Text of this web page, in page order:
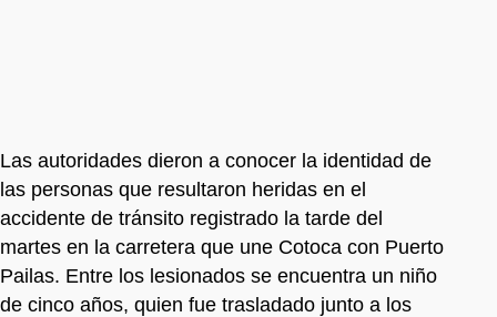
Las autoridades dieron a conocer la identidad de
las personas que resultaron heridas en el
accidente de tránsito registrado la tarde del
martes en la carretera que une Cotoca con Puerto
Pailas. Entre los lesionados se encuentra un niño
de cinco años, quien fue trasladado junto a los